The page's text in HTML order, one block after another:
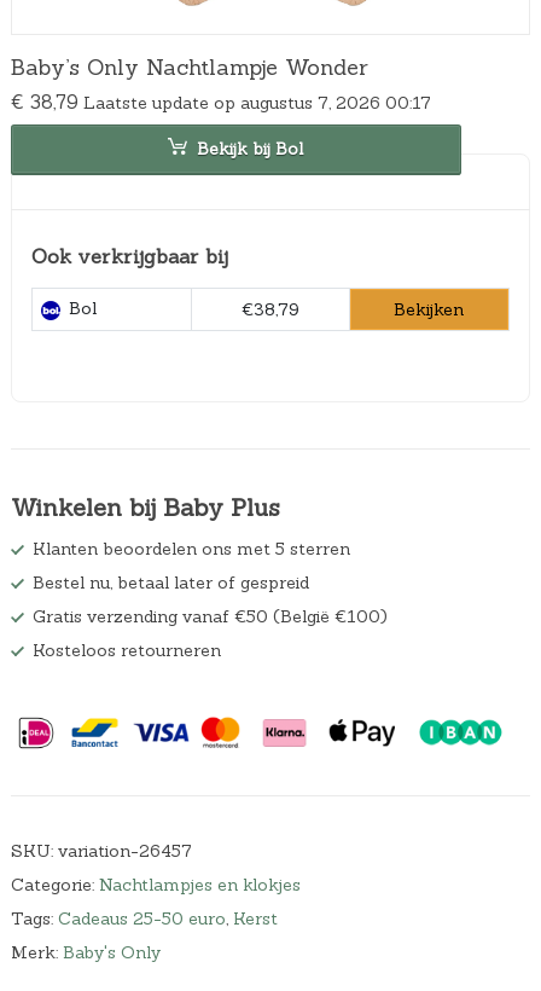
Baby’s Only Nachtlampje Wonder
€ 38,79 Laatste update op augustus 7, 2026 00:17
Bekijk bij Bol
Ook verkrijgbaar bij
Bol €38,79 Bekijken
Winkelen bij Baby Plus
Klanten beoordelen ons met 5 sterren
Bestel nu, betaal later of gespreid
Gratis verzending vanaf €50 (België €100)
Kosteloos retourneren
SKU: variation-26457
Categorie: Nachtlampjes en klokjes
Tags: Cadeaus 25-50 euro, Kerst
Merk: Baby's Only